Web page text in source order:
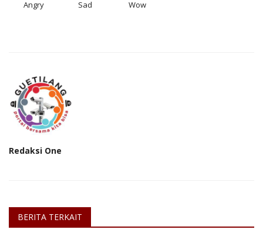
Angry Sad Wow
Redaksi One
BERITA TERKAIT